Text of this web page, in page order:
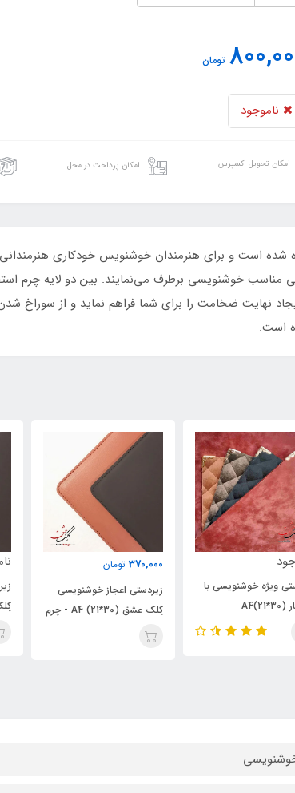
تومان
ناموجود
امکان تحویل اکسپرس امکان پرداخت در محل
است و برای هنرمندان خوشنویس خودکاری هنرمندانی
مناسب خوشنویسی برطرف می‌نمایند. بین دو لایه چرم
نهایت ضخامت را برای شما فراهم ‏نماید و از سوراخ
است.
اعجاز خوشنویسی
(ویژه خوشنویسی با
ناموجود
زیردستی اعجاز خوشنویسی
کِلک عشق (30*40) - چرم
خودکار و قلم)